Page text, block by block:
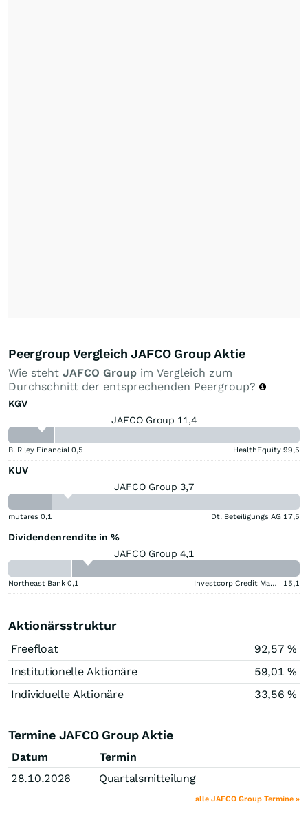
Peergroup Vergleich JAFCO Group Aktie
Wie steht JAFCO Group im Vergleich zum
Durchschnitt der entsprechenden Peergroup?
KGV
JAFCO Group 11,4
B. Riley Financial 0,5 HealthEquity 99,5
KUV
JAFCO Group 3,7
mutares 0,1 Dt. Beteiligungs AG 17,5
Dividendenrendite in %
JAFCO Group 4,1
Northeast Bank 0,1 Investcorp Credit Management BDC 15,1
Aktionärsstruktur
Freefloat
92,57 %
Institutionelle Aktionäre
59,01 %
Individuelle Aktionäre
33,56 %
Termine JAFCO Group Aktie
Datum
Termin
28.10.2026
Quartalsmitteilung
alle JAFCO Group Termine »